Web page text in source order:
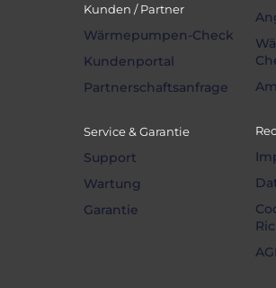
Kunden / Partner
Wärmepumpen-Check
Kundenportal
Partnerschaftsanfrage
Service & Garantie
Support
Wartung
Garantie